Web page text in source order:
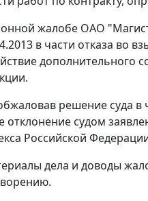
жалобе ОАО
в части отказа во
дополнительного
решение суда в
судом
Российской
дела и доводы